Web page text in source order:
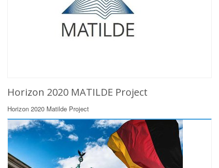
Horizon 2020 MATILDE Project
Horizon 2020 Matilde Project